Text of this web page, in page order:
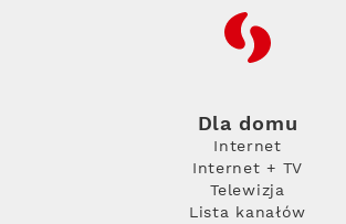
RFC
Dla domu
Internet
Internet + TV
Telewizja
Lista kanałów